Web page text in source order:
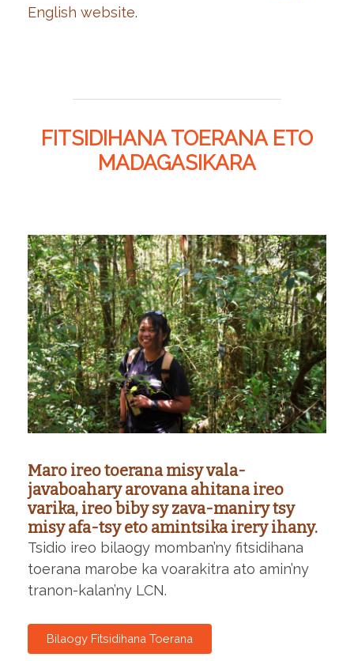
English website.
FITSIDIHANA TOERANA ETO
MADAGASIKARA
Maro ireo toerana misy vala-
javaboahary arovana ahitana ireo
varika, ireo biby sy zava-maniry tsy
misy afa-tsy eto amintsika irery ihany.
Tsidio ireo bilaogy momban’ny fitsidihana
toerana marobe ka voarakitra ato amin’ny
tranon-kalan’ny LCN.
Bilaogy Fitsidihana Toerana